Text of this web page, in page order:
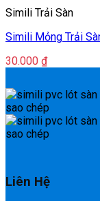
Simili Trải Sàn
Simili Mỏng Trải
30.000 ₫
Liên Hệ